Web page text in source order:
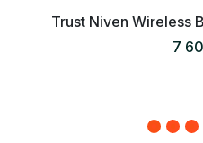
Trust Niven Wireless
7